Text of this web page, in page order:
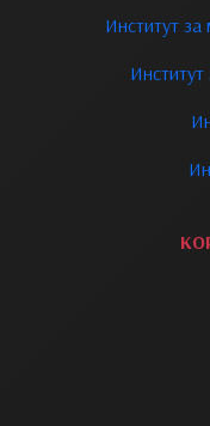
Институт
Институт